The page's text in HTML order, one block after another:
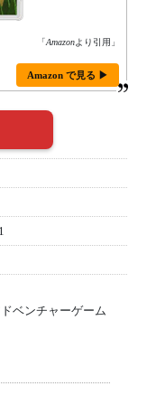
「Amazonより引用」
Amazon で見る ▶
ベンチャーゲーム